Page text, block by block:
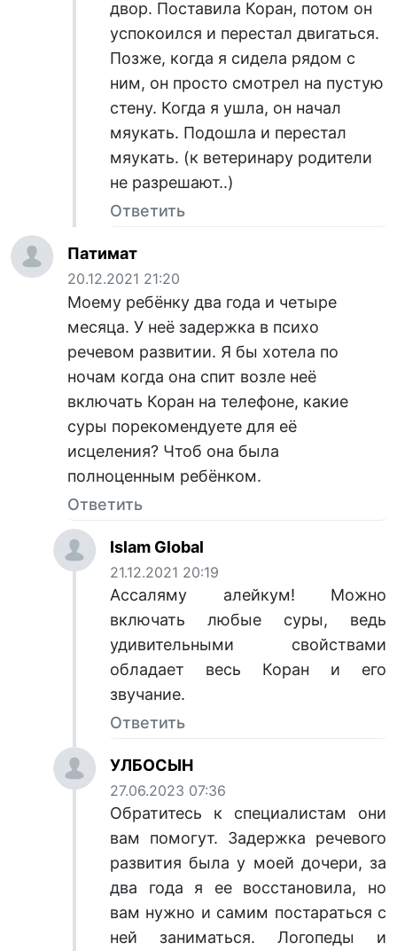
двор. Поставила Коран, потом он
успокоился и перестал двигаться.
Позже, когда я сидела рядом с
ним, он просто смотрел на пустую
стену. Когда я ушла, он начал
мяукать. Подошла и перестал
мяукать. (к ветеринару родители
не разрешают..)
Ответить
Патимат
20.12.2021 21:20
Моему ребёнку два года и четыре
месяца. У неё задержка в психо
речевом развитии. Я бы хотела по
ночам когда она спит возле неё
включать Коран на телефоне, какие
суры порекомендуете для её
исцеления? Чтоб она была
полноценным ребёнком.
Ответить
Islam Global
21.12.2021 20:19
Ассаляму алейкум! Можно
включать любые суры, ведь
удивительными свойствами
обладает весь Коран и его
звучание.
Ответить
УЛБОСЫН
27.06.2023 07:36
Обратитесь к специалистам они
вам помогут. Задержка речевого
развития была у моей дочери, за
два года я ее восстановила, но
вам нужно и самим постараться с
ней заниматься. Логопеды и